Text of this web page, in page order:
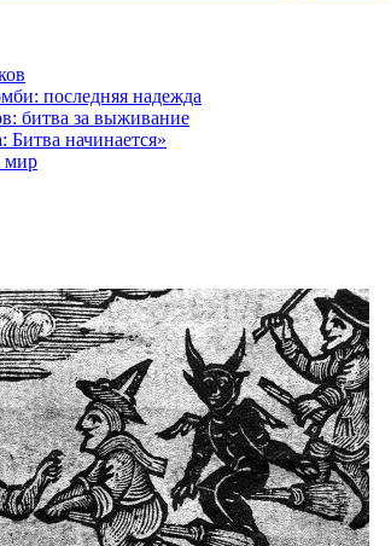
последняя надежда
битва за выживание
начинается»
мир